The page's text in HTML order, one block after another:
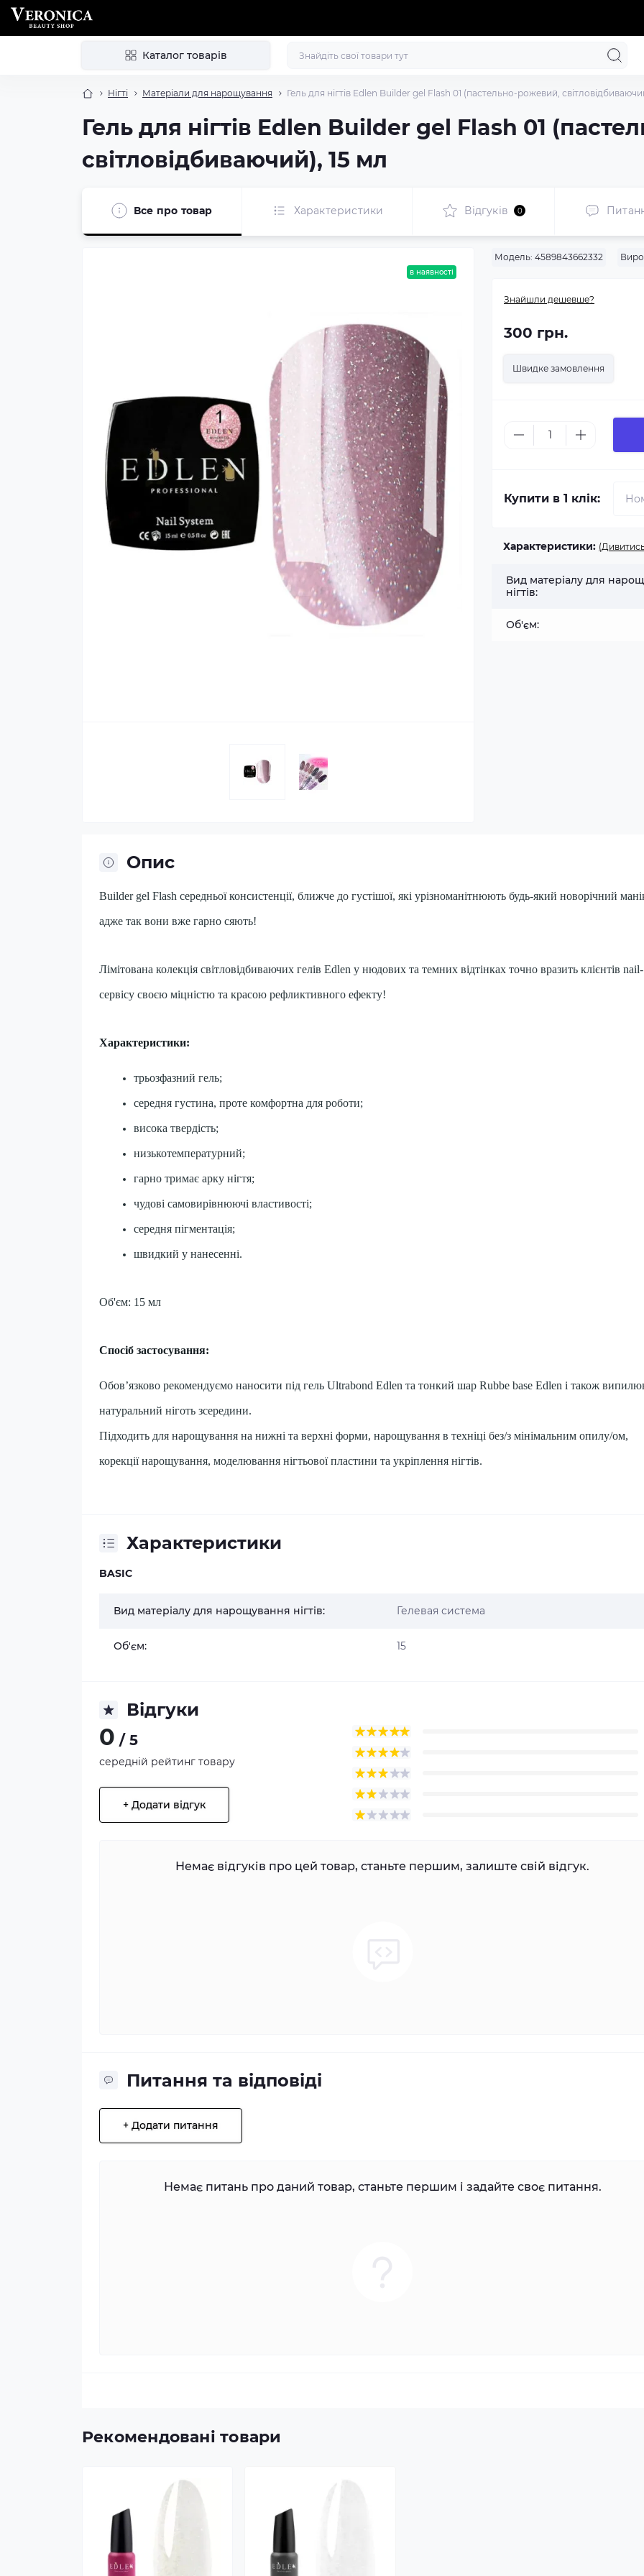
Каталог товарів
Нігті Матеріали для нарощування Гель для нігтів Edlen Builder gel Flash 01 (пастельно-рожевий,
Гель для нігтів Edlen Builder gel Flash 01
світловідбиваючий), 15 мл
Все про товар Характеристики Відгуків 0
в наявності
Модель: 4589843662332
Знайшли дешевше?
300 грн.
Швидке замовлення
Купити в 1 клік:
Характеристики:
Вид матеріалу для
нігтів:
Об'єм:
Опис
Builder gel Flash середньої консистенції, ближче до густішої, які урізноманітнюють будь-який новорічний
адже так вони вже гарно сяють!
Лімітована колекція світловідбиваючих гелів Edlen у нюдових та темних відтінках точно вразить клієнтів nail-
сервісу своєю міцністю та красою рефликтивного ефекту!
Характеристики:
трьозфазний гель;
середня густина, проте комфортна для роботи;
висока твердість;
низькотемпературний;
гарно тримає арку нігтя;
чудові самовирівнюючі властивості;
середня пігментація;
швидкий у нанесенні.
Об'єм: 15 мл
Спосіб застосування:
Обов’язково рекомендуємо наносити під гель Ultrabond Edlen та тонкий шар Rubbe base Edlen і також
натуральний ніготь зсередини.
Підходить для нарощування на нижні та верхні форми, нарощування в техніці без/з мінімальним опилу/ом,
корекції нарощування, моделювання нігтьової пластини та укріплення нігтів.
Характеристики
BASIC
Вид матеріалу для нарощування нігтів: Гелевая система
Об'єм: 15
Відгуки
0 / 5
середній рейтинг товару
+ Додати відгук
Немає відгуків про цей товар, станьте першим, залиште свій відгук.
Питання та відповіді
+ Додати питання
Немає питань про даний товар, станьте першим і задайте своє питання.
Рекомендовані товари